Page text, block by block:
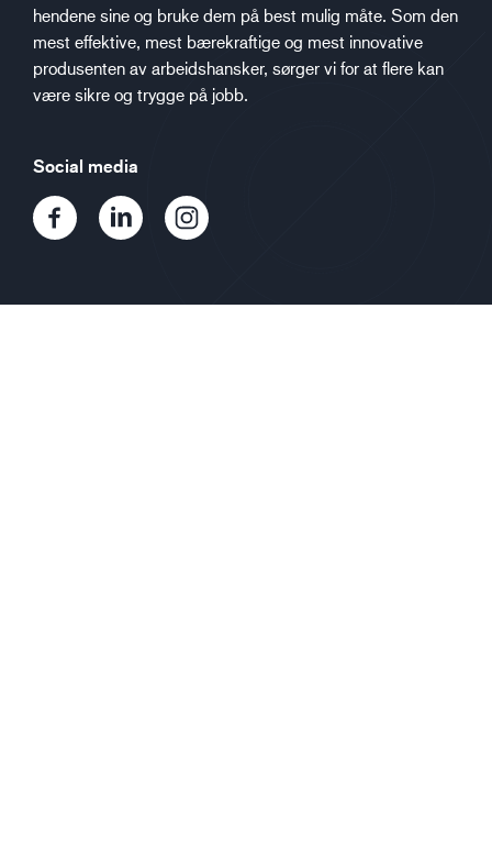
hendene sine og bruke dem på best mulig måte. Som den
mest effektive, mest bærekraftige og mest innovative
produsenten av arbeidshansker, sørger vi for at flere kan
være sikre og trygge på jobb.
Social media